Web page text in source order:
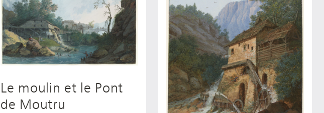
Le moulin et le Pont
de Moutru